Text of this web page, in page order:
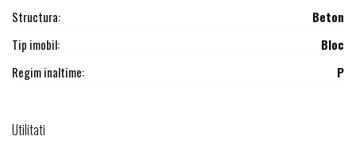
Structura:
Beton
Tip imobil:
Bloc
Regim inaltime:
P
Utilitati